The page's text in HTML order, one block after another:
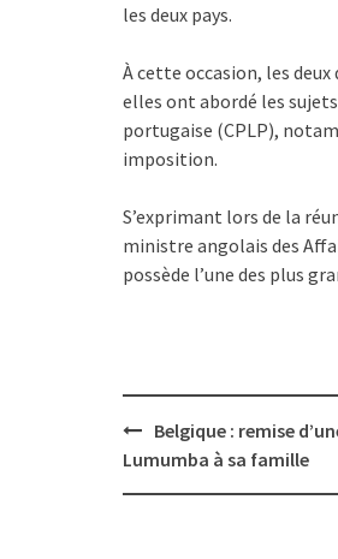
les deux pays.
À cette occasion, les
elles ont abordé les
portugaise (CPLP),
imposition.
S’exprimant lors de la
ministre angolais des
possède l’une des plus
Post
navigation
Belgique : remise
Lumumba à sa famille